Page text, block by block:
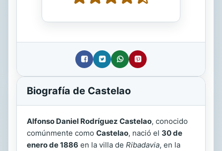
Biografía de Castelao
Alfonso Daniel Rodríguez Castelao, conocido
comúnmente como Castelao, nació el 30 de
enero de 1886 en la villa de Ribadavia, en la